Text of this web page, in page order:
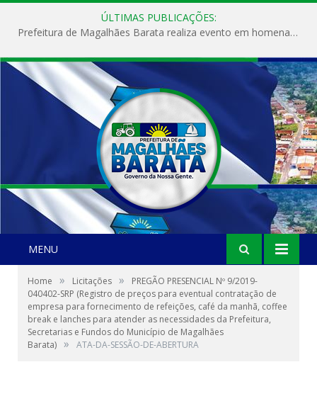
ÚLTIMAS PUBLICAÇÕES:
Prefeitura de Magalhães Barata realiza evento em homenagem ao Dia Internacional da Mulher
MENU
Home » Licitações »
PREGÃO PRESENCIAL Nº 9/2019-
040402-SRP (Registro de preços para eventual contratação de
empresa para fornecimento de refeições, café da manhã, coffee
break e lanches para atender as necessidades da Prefeitura,
Secretarias e Fundos do Município de Magalhães
Barata) » ATA-DA-SESSÃO-DE-ABERTURA